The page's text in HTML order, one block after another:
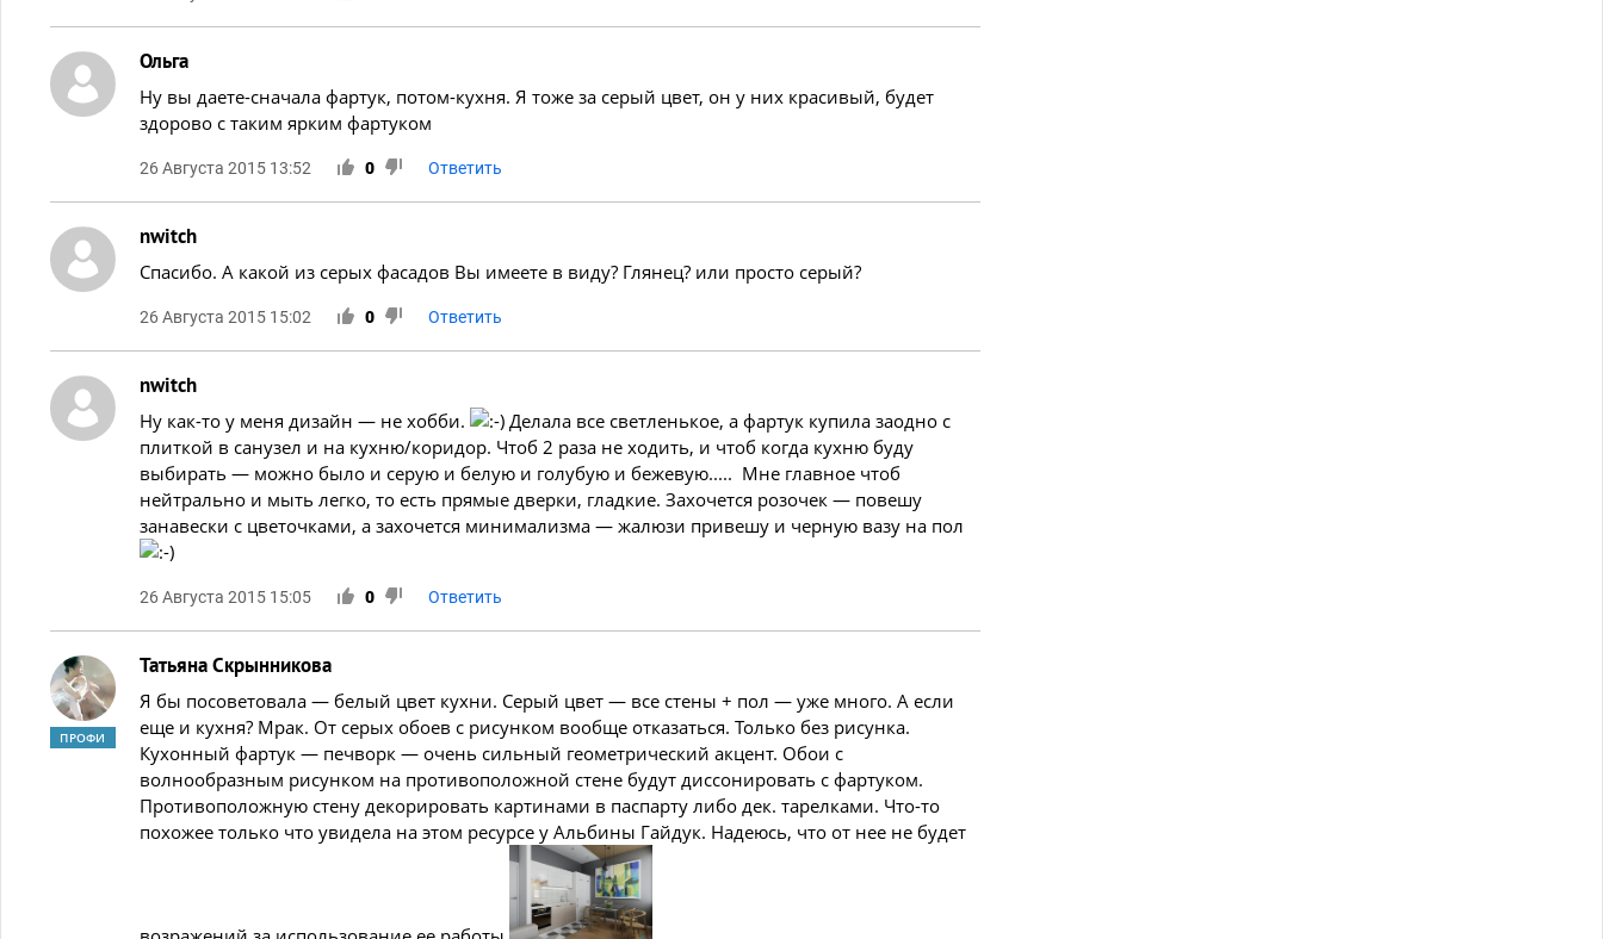
Ольга
Ну вы даете-сначала фартук, потом-кухня. Я тоже за серый цвет, он у них красивый, будет
здорово с таким ярким фартуком
26 Августа 2015 13:52 0 Ответить
nwitch
Спасибо. А какой из серых фасадов Вы имеете в виду? Глянец? или просто серый?
26 Августа 2015 15:02 0 Ответить
nwitch
Ну как-то у меня дизайн — не хобби.
Делала все светленькое, а фартук купила заодно с
плиткой в санузел и на кухню/коридор. Чтоб 2 раза не ходить, и чтоб когда кухню буду
выбирать — можно было и серую и белую и голубую и бежевую..... Мне главное чтоб
нейтрально и мыть легко, то есть прямые дверки, гладкие. Захочется розочек — повешу
занавески с цветочками, а захочется минимализма — жалюзи привешу и черную вазу на пол
26 Августа 2015 15:05 0 Ответить
ПРОФИ
Татьяна Скрынникова
Я бы посоветовала — белый цвет кухни. Серый цвет — все стены + пол — уже много. А если
еще и кухня? Мрак. От серых обоев с рисунком вообще отказаться. Только без рисунка.
Кухонный фартук — печворк — очень сильный геометрический акцент. Обои с
волнообразным рисунком на противоположной стене будут диссонировать с фартуком.
Противоположную стену декорировать картинами в паспарту либо дек. тарелками. Что-то
похожее только что увидела на этом ресурсе у Альбины Гайдук. Надеюсь, что от нее не будет